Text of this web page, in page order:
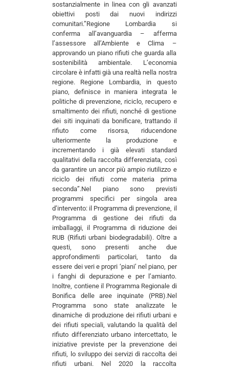
sostanzialmente in linea con gli avanzati
obiettivi posti dai nuovi indirizzi
comunitari.”Regione Lombardia si
conferma all’avanguardia – afferma
l’assessore all’Ambiente e Clima –
approvando un piano rifiuti che guarda alla
sostenibilità ambientale. L’economia
circolare è infatti già una realtà nella nostra
regione. Regione Lombardia, in questo
piano, definisce in maniera integrata le
politiche di prevenzione, riciclo, recupero e
smaltimento dei rifiuti, nonché di gestione
dei siti inquinati da bonificare, trattando il
rifiuto come risorsa, riducendone
ulteriormente la produzione e
incrementando i già elevati standard
qualitativi della raccolta differenziata, così
da garantire un ancor più ampio riutilizzo e
riciclo dei rifiuti come materia prima
seconda”.Nel piano sono previsti
programmi specifici per singola area
d’intervento: il Programma di prevenzione, il
Programma di gestione dei rifiuti da
imballaggi, il Programma di riduzione dei
RUB (Rifiuti urbani biodegradabili). Oltre a
questi, sono presenti anche due
approfondimenti particolari, tanto da
essere dei veri e propri ‘piani’ nel piano, per
i fanghi di depurazione e per l’amianto.
Inoltre, contiene il Programma Regionale di
Bonifica delle aree inquinate (PRB).Nel
Programma sono state analizzate le
dinamiche di produzione dei rifiuti urbani e
dei rifiuti speciali, valutando la qualità del
rifiuto differenziato urbano intercettato, le
iniziative previste per la prevenzione dei
rifiuti, lo sviluppo dei servizi di raccolta dei
rifiuti urbani. Nel 2020 la raccolta